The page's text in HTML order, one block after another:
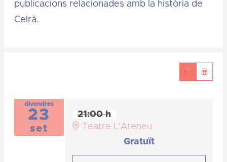
publicacions relacionades amb la història de
Celrà.
divendres
23
set
21:00 h
Teatre L'Ateneu
Gratuït